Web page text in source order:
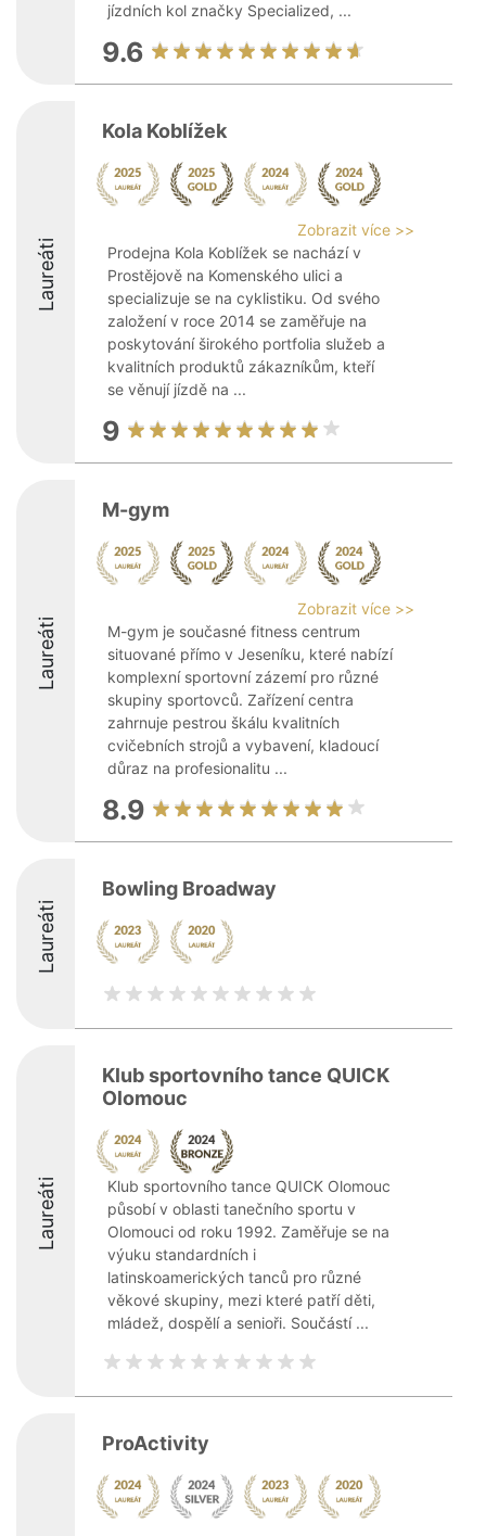
jízdních kol značky Specialized, ...
9.6
Laureáti
Kola Koblížek
Zobrazit více >>
Prodejna Kola Koblížek se nachází v
Prostějově na Komenského ulici a
specializuje se na cyklistiku. Od svého
založení v roce 2014 se zaměřuje na
poskytování širokého portfolia služeb a
kvalitních produktů zákazníkům, kteří
se věnují jízdě na ...
9
Laureáti
M-gym
Zobrazit více >>
M-gym je současné fitness centrum
situované přímo v Jeseníku, které nabízí
komplexní sportovní zázemí pro různé
skupiny sportovců. Zařízení centra
zahrnuje pestrou škálu kvalitních
cvičebních strojů a vybavení, kladoucí
důraz na profesionalitu ...
8.9
Laureáti
Bowling Broadway
Laureáti
Klub sportovního tance QUICK
Olomouc
Klub sportovního tance QUICK Olomouc
působí v oblasti tanečního sportu v
Olomouci od roku 1992. Zaměřuje se na
výuku standardních i
latinskoamerických tanců pro různé
věkové skupiny, mezi které patří děti,
mládež, dospělí a senioři. Součástí ...
ProActivity